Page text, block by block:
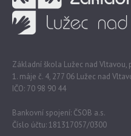
Základní škola Lužec nad Vltavou,
1. máje č. 4, 277 06 Lužec nad
IČO: 70 98 90 44
Bankovní spojení: ČSOB a.s.
Číslo účtu: 181317057/0300